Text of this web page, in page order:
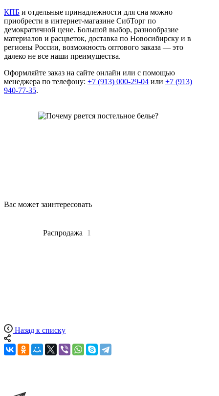
КПБ и отдельные принадлежности для сна можно
приобрести в интернет-магазине СибТорг по
демократичной цене. Большой выбор, разнообразие
материалов и расцветок, доставка по Новосибирску и в
регионы России, возможность оптового заказа — это
далеко не все наши преимущества.
Оформляйте заказ на сайте онлайн или с помощью
менеджера по телефону: +7 (913) 000-29-04 или +7 (913)
940-77-35.
Вас может заинтересовать
Распродажа 1
Назад к списку